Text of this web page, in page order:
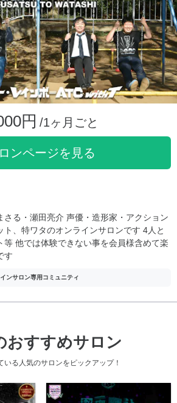
円 /1ヶ月ごと
ンページを見る
さる・瀬田亮介 声優・造形家・アクション
ト、特ワタのオンラインサロンです 4人と
等 他では体験できない事を会員様含めて楽
す
ンサロン専用コミュニティ
おすすめサロン
いる人気のサロンをピックアップ！